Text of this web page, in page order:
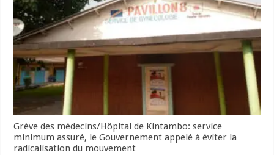
Grève des médecins/Hôpital de Kintambo: service
minimum assuré, le Gouvernement appelé à éviter la
radicalisation du mouvement